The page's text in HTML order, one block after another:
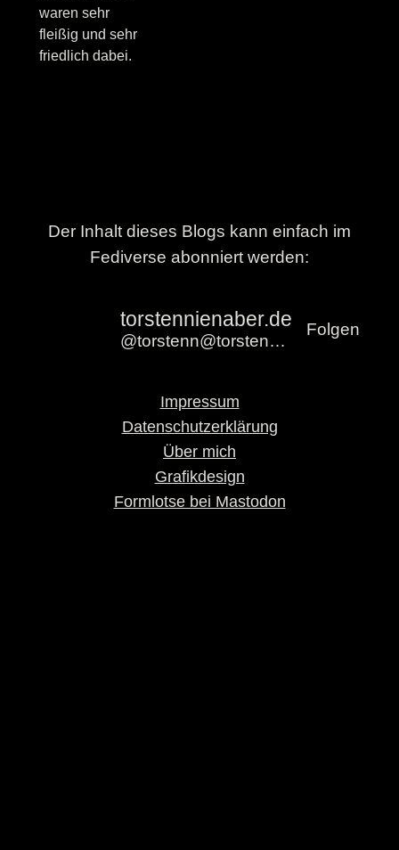
waren sehr
fleißig und sehr
friedlich dabei.
Der Inhalt dieses Blogs kann einfach im
Fediverse abonniert werden:
torstennienaber.de
@torstenn@torstennienaber.de
Folgen
Impressum
Datenschutzerklärung
Über mich
Grafikdesign
Formlotse bei Mastodon